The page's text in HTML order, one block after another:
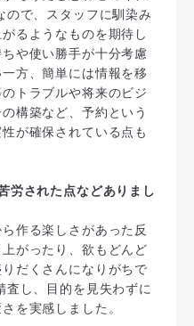
ので、スタッフに馴染み
るようなものを期待し
や使い勝手が十分考慮
方、簡単には情報を移
トラブルや将来のビジ
構築など、予約という
が確保されている点も
労された点などありまし
作る楽しさがあった反
がったり、欲もどんど
だくさんになりがちで
査し、目的を見失わずに
を実感しました。